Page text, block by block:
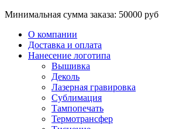
Минимальная сумма заказа: 50000 руб
О компании
Доставка и оплата
Нанесение логотипа
Вышивка
Деколь
Лазерная гравировка
Сублимация
Тампопечать
Термотрансфер